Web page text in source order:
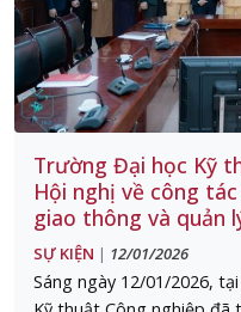
Trường Đại học Kỹ
Hội nghị về công
giao thông và quản
SỰ KIỆN | 12/01/2026
Sáng ngày 12/01/2026,